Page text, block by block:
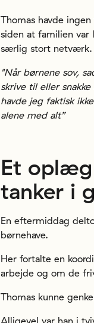
Thomas havde
siden at familien var
særlig stort netværk.
"Når børnene sov,
skrive til eller
havde jeg faktisk
alene med alt”
Et
tanker i
En eftermiddag
børnehave.
Her fortalte en
arbejde og om de
Thomas kunne